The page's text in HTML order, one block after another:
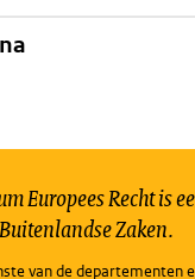
Europees Recht is
Zaken.
van de departementen